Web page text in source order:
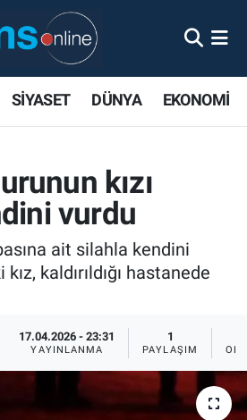
SİYASET DÜNYA EKONOMİ
kızı
vurdu
ait silahla kendini
kaldırıldığı hastanede
17.04.2026 - 23:31
YAYINLANMA
1
PAYLAŞIM